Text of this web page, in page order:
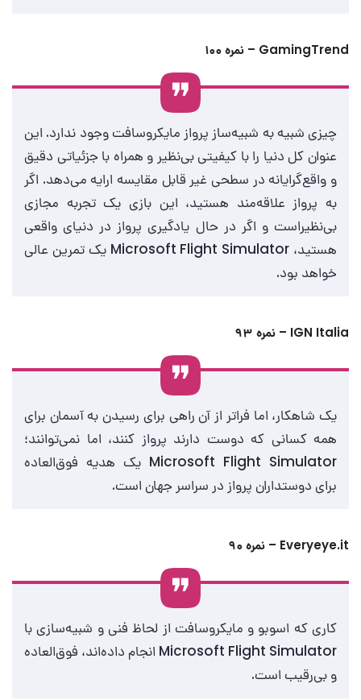
GamingTrend – نمره ۱۰۰
چیزی شبیه به شبیه‌ساز پرواز مایکروسافت وجود ندارد. این
عنوان کل دنیا را با کیفیتی بی‌نظیر و همراه با جزئیاتی دقیق
و واقع‌گرایانه در سطحی غیر قابل مقایسه ارایه می‌دهد. اگر
به پرواز علاقه‌مند هستید، این بازی یک تجربه مجازی
بی‌نظیراست و اگر در حال یادگیری پرواز در دنیای واقعی
هستید، Microsoft Flight Simulator یک تمرین عالی
خواهد بود.
IGN Italia – نمره ۹۳
یک شاهکار، اما فراتر از آن راهی برای رسیدن به آسمان برای
همه کسانی که دوست دارند پرواز کنند، اما نمی‌توانند؛
Microsoft Flight Simulator یک هدیه فوق‌العاده
برای دوستداران پرواز در سراسر جهان است.
Everyeye.it – نمره ۹۰
کاری که اسوبو و مایکروسافت از لحاظ فنی و شبیه‌سازی با
Microsoft Flight Simulator انجام داده‌اند، فوق‌العاده
و بی‌رقیب است.